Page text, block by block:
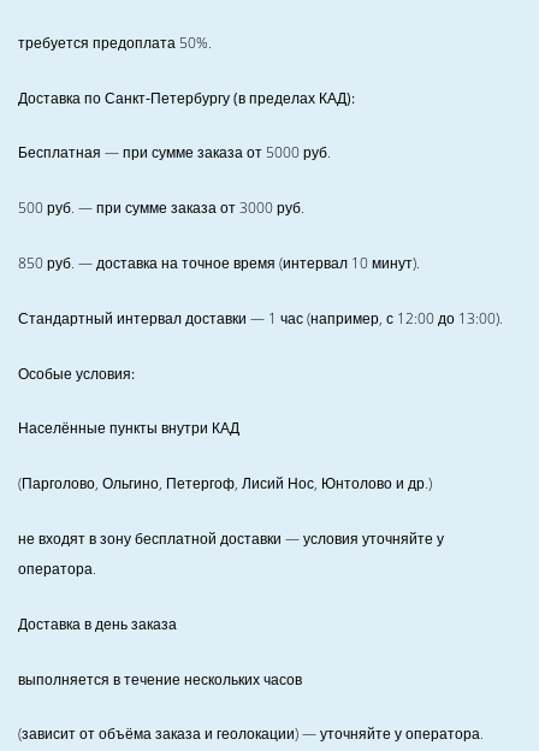
требуется предоплата 50%.
Доставка по Санкт‑Петербургу (в пределах КАД):
Бесплатная — при сумме заказа от 5000руб.
500руб. — при сумме заказа от3000руб.
850руб. — доставка на точное время (интервал 10 минут).
Стандартный интервал доставки — 1 час (например, с 12:00 до 13:00).
Особые условия:
Населённые пункты внутри КАД
(Парголово, Ольгино, Петергоф, Лисий Нос, Юнтолово и др.)
не входят в зону бесплатной доставки — условия уточняйте у
оператора.
Доставка в день заказа
выполняется в течение нескольких часов
(зависит от объёма заказа и геолокации) — уточняйте у оператора.